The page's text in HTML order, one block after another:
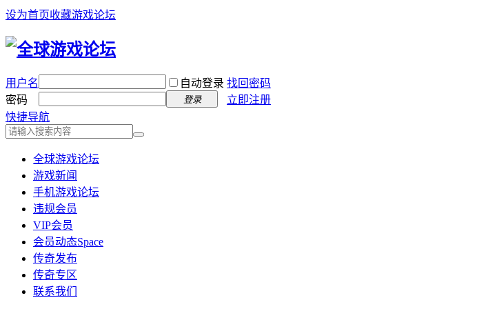
设为首页收藏游戏论坛
用户名 自动登录 找回密码
密码
登录
立即注册
快捷导航
全球游戏论坛
游戏新闻
手机游戏论坛
违规会员
VIP会员
会员动态Space
传奇发布
传奇专区
联系我们